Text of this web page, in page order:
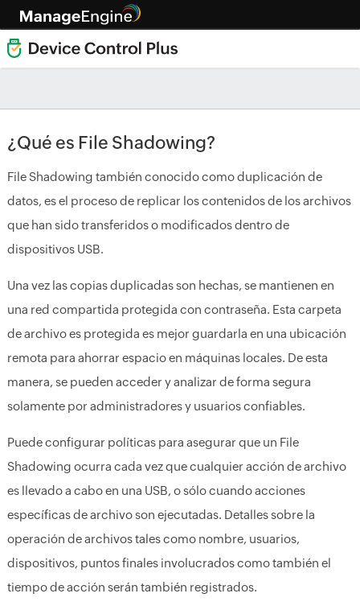
¿Qué es File Shadowing?
File Shadowing también conocido como duplicación de
datos, es el proceso de replicar los contenidos de los archivos
que han sido transferidos o modificados dentro de
dispositivos USB.
Una vez las copias duplicadas son hechas, se mantienen en
una red compartida protegida con contraseña. Esta carpeta
de archivo es protegida es mejor guardarla en una ubicación
remota para ahorrar espacio en máquinas locales. De esta
manera, se pueden acceder y analizar de forma segura
solamente por administradores y usuarios confiables.
Puede configurar políticas para asegurar que un File
Shadowing ocurra cada vez que cualquier acción de archivo
es llevado a cabo en una USB, o sólo cuando acciones
específicas de archivo son ejecutadas. Detalles sobre la
operación de archivos tales como nombre, usuarios,
dispositivos, puntos finales involucrados como también el
tiempo de acción serán también registrados.